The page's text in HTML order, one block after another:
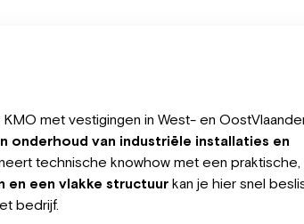
met vestigingen in West- en
onderhoud van industriële installaties en
technische knowhow met een
en een vlakke structuur kan je hier snel
bedrijf.